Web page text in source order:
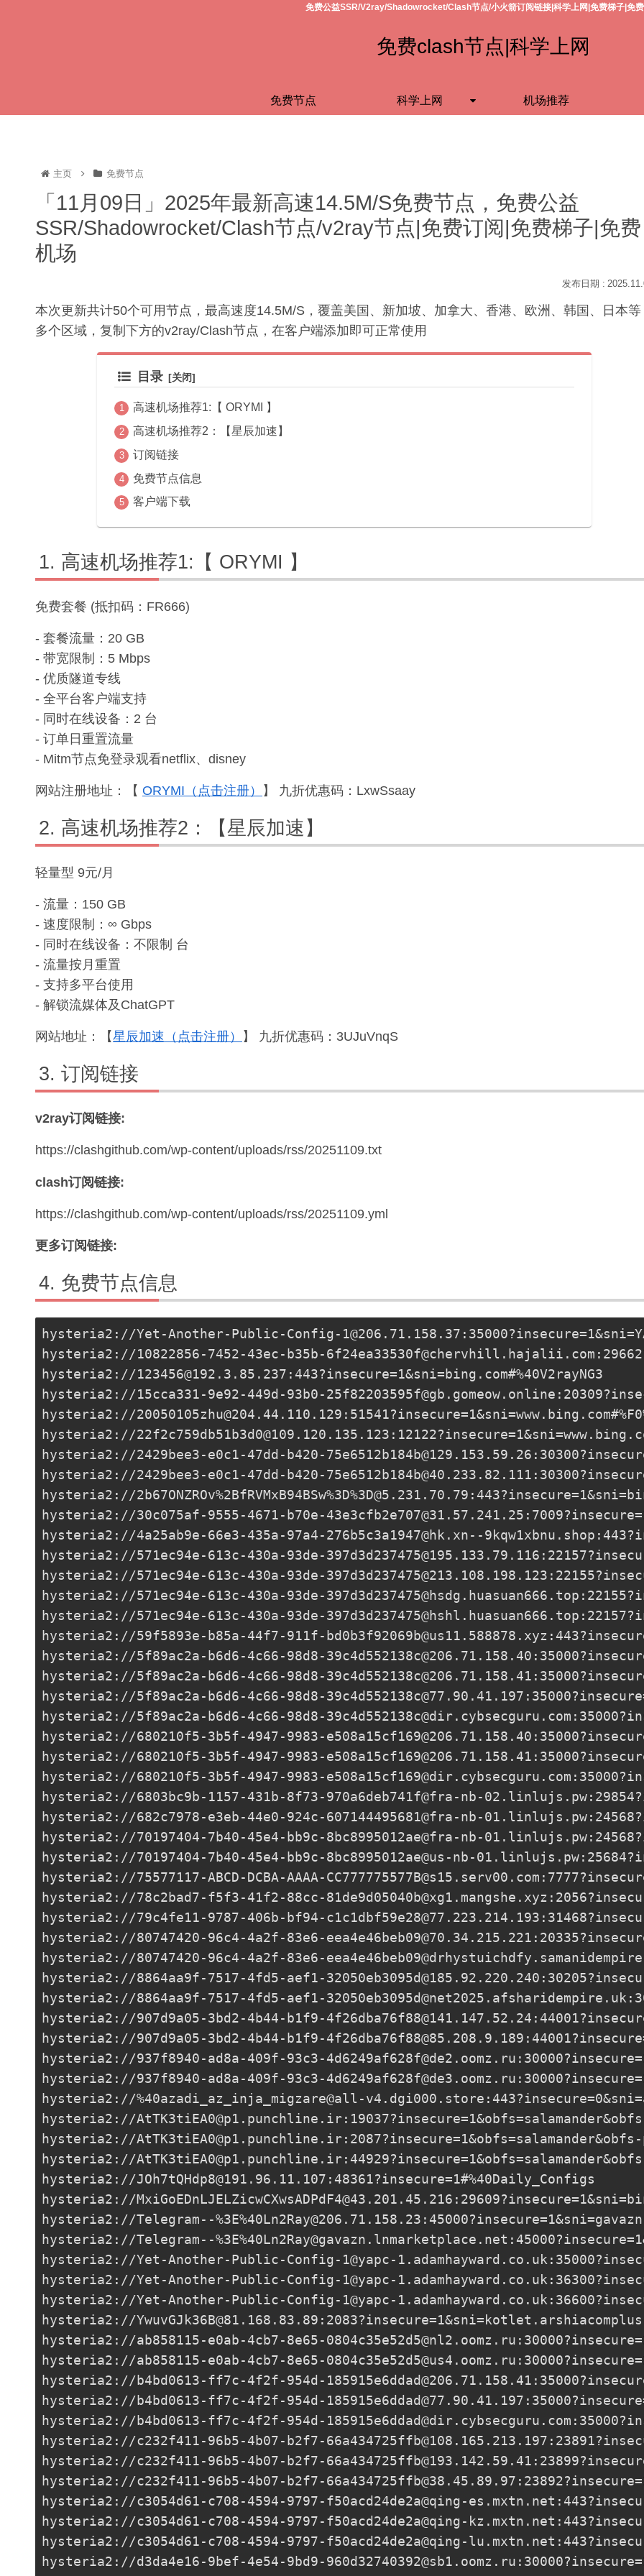
免费公益SSR/V2ray/Shadowrocket/Clash节点/小火箭订阅链接|科学上网|免费梯子|免
免费clash节点|科学上网
免费节点 科学上网 机场推荐
主页 免费节点
「11月09日」2025年最新高速14.5M/S免费节点，免费公益
SSR/Shadowrocket/Clash节点/v2ray节点|免费订阅|免费梯子|免费
机场
本次更新共计50个可用节点，最高速度14.5M/S，覆盖美国、新加坡、加拿大、香港、欧洲、韩国、日本等
多个区域，复制下方的v2ray/Clash节点，在客户端添加即可正常使用
目录
高速机场推荐1:【 ORYMI 】
高速机场推荐2：【星辰加速】
订阅链接
免费节点信息
客户端下载
高速机场推荐1:【 ORYMI 】
免费套餐 (抵扣码：FR666)
- 套餐流量：20 GB
- 带宽限制：5 Mbps
- 优质隧道专线
- 全平台客户端支持
- 同时在线设备：2 台
- 订单日重置流量
- Mitm节点免登录观看netflix、disney
网站注册地址：【 ORYMI（点击注册） 】 九折优惠码：LxwSsaay
高速机场推荐2：【星辰加速】
轻量型 9元/月
- 流量：150 GB
- 速度限制：∞ Gbps
- 同时在线设备：不限制 台
- 流量按月重置
- 支持多平台使用
- 解锁流媒体及ChatGPT
网站地址：【星辰加速（点击注册） 】 九折优惠码：3UJuVnqS
订阅链接
v2ray订阅链接:
https://clashgithub.com/wp-content/uploads/rss/20251109.txt
clash订阅链接:
https://clashgithub.com/wp-content/uploads/rss/20251109.yml
更多订阅链接:
免费节点信息
hysteria2://Yet-Another-Public-Config-1@206.71.158.37
hysteria2://10822856-7452-43ec-b35b-6f24ea33530f@chervhill.hajalii.com
hysteria2://123456@192.3.85.237 :443?insecure=1&sni=bing.com#%40V2rayNG3
hysteria2://15cca331-9e92-449d-93b0-25f82203595f@gb.gomeow.online
hysteria2://20050105zhu@204.44.110.129
hysteria2://22f2c759db51b3d0@109.120.135.123
hysteria2://2429bee3-e0c1-47dd-b420-75e6512b184b@129.153.59.26
hysteria2://2429bee3-e0c1-47dd-b420-75e6512b184b@40.233.82.111
hysteria2://2b67ONZROv%2BfRVMxB94BSw%3D%3D@5.231.70.79
hysteria2://30c075af-9555-4671-b70e-43e3cfb2e707@31.57.241.25
hysteria2://4a25ab9e-66e3-435a-97a4-276b5c3a1947@hk.xn--9kqw1xbnu.shop
hysteria2://571ec94e-613c-430a-93de-397d3d237475@195.133.79.116
hysteria2://571ec94e-613c-430a-93de-397d3d237475@213.108.198.123
hysteria2://571ec94e-613c-430a-93de-397d3d237475@hsdg.huasuan666.top
hysteria2://571ec94e-613c-430a-93de-397d3d237475@hshl.huasuan666.top
hysteria2://59f5893e-b85a-44f7-911f-bd0b3f92069b@us11.588878.xyz
hysteria2://5f89ac2a-b6d6-4c66-98d8-39c4d552138c@206.71.158.40
hysteria2://5f89ac2a-b6d6-4c66-98d8-39c4d552138c@206.71.158.41
hysteria2://5f89ac2a-b6d6-4c66-98d8-39c4d552138c@77.90.41.197
hysteria2://5f89ac2a-b6d6-4c66-98d8-39c4d552138c@dir.cybsecguru.com
hysteria2://680210f5-3b5f-4947-9983-e508a15cf169@206.71.158.40
hysteria2://680210f5-3b5f-4947-9983-e508a15cf169@206.71.158.41
hysteria2://680210f5-3b5f-4947-9983-e508a15cf169@dir.cybsecguru.com
hysteria2://6803bc9b-1157-431b-8f73-970a6deb741f@fra-nb-02.linlujs.pw
hysteria2://682c7978-e3eb-44e0-924c-607144495681@fra-nb-01.linlujs.pw
hysteria2://70197404-7b40-45e4-bb9c-8bc8995012ae@fra-nb-01.linlujs.pw
hysteria2://70197404-7b40-45e4-bb9c-8bc8995012ae@us-nb-01.linlujs.pw
hysteria2://75577117-ABCD-DCBA-AAAA-CC777775577B@s15.serv00.com
hysteria2://78c2bad7-f5f3-41f2-88cc-81de9d05040b@xg1.mangshe.xyz
hysteria2://79c4fe11-9787-406b-bf94-c1c1dbf59e28@77.223.214.193
hysteria2://80747420-96c4-4a2f-83e6-eea4e46beb09@70.34.215.221
hysteria2://80747420-96c4-4a2f-83e6-
hysteria2://8864aa9f-7517-4fd5-aef1-32050eb3095d@185.92.220.240
hysteria2://8864aa9f-7517-4fd5-aef1-32050eb3095d@net2025.afsharidempire.uk
hysteria2://907d9a05-3bd2-4b44-b1f9-4f26dba76f88@141.147.52.24
hysteria2://907d9a05-3bd2-4b44-b1f9-4f26dba76f88@85.208.9.189
hysteria2://937f8940-ad8a-409f-93c3-4d6249af628f@de2.oomz.ru
hysteria2://937f8940-ad8a-409f-93c3-4d6249af628f@de3.oomz.ru
hysteria2://%40azadi_az_inja_migzare@all-v4.dgi000.store
hysteria2://AtTK3tiEA0@p1.punchline.ir:19037?insecure=1&obfs=salamander&obfs-
hysteria2://AtTK3tiEA0@p1.punchline.ir:2087?insecure=1&obfs=salamander&obfs-
hysteria2://AtTK3tiEA0@p1.punchline.ir:44929?insecure=1&obfs=salamander&obfs-
hysteria2://JOh7tQHdp8@191.96.11.107 :48361?insecure=1#%40Daily_Configs
hysteria2://MxiGoEDnLJELZicwCXwsADPdF4@43.201.45.216
hysteria2://Telegram--%3E%40Ln2Ray@206.71.158.23
hysteria2://Telegram--%3E%40Ln2Ray@gavazn.lnmarketplace.net
hysteria2://Yet-Another-Public-Config-1@yapc-1.adamhayward.co.uk
hysteria2://Yet-Another-Public-Config-1@yapc-1.adamhayward.co.uk
hysteria2://Yet-Another-Public-Config-1@yapc-1.adamhayward.co.uk
hysteria2://YwuvGJk36B@81.168.83.89
hysteria2://ab858115-e0ab-4cb7-8e65-0804c35e52d5@nl2.oomz.ru
hysteria2://ab858115-e0ab-4cb7-8e65-0804c35e52d5@us4.oomz.ru
hysteria2://b4bd0613-ff7c-4f2f-954d-185915e6ddad@206.71.158.41
hysteria2://b4bd0613-ff7c-4f2f-954d-185915e6ddad@77.90.41.197
hysteria2://b4bd0613-ff7c-4f2f-954d-185915e6ddad@dir.cybsecguru.com
hysteria2://c232f411-96b5-4b07-b2f7-66a434725ffb@108.165.213.197
hysteria2://c232f411-96b5-4b07-b2f7-66a434725ffb@193.142.59.41
hysteria2://c232f411-96b5-4b07-b2f7-66a434725ffb@38.45.89.97
hysteria2://c3054d61-c708-4594-9797-f50acd24de2a@qing-es.mxtn.net
hysteria2://c3054d61-c708-4594-9797-f50acd24de2a@qing-kz.mxtn.net
hysteria2://c3054d61-c708-4594-9797-f50acd24de2a@qing-lu.mxtn.net
hysteria2://d3da4e16-9bef-4e54-9bd9-960d32740392@sb1.oomz.ru